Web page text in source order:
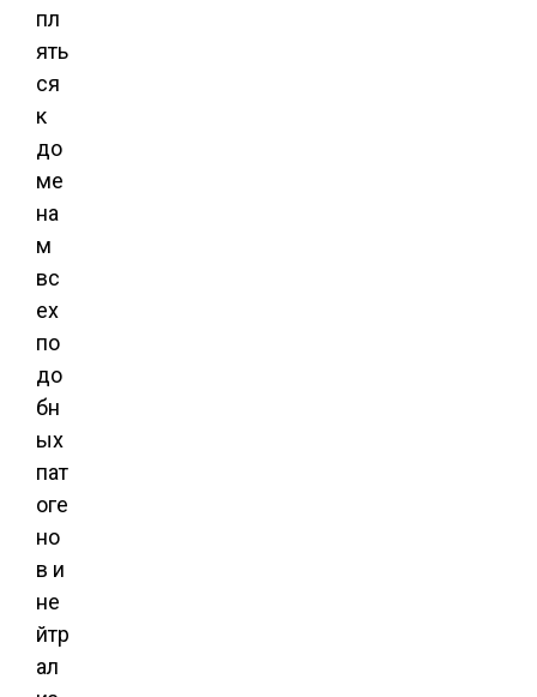
пл
ять
ся
к
до
ме
на
м
вс
ех
по
до
бн
ых
пат
оге
но
в и
не
йтр
ал